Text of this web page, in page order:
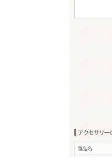
商品名